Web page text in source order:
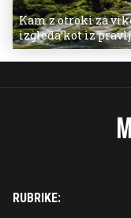
Kam z otroki za
izgleda kot iz
RUBRIKE: